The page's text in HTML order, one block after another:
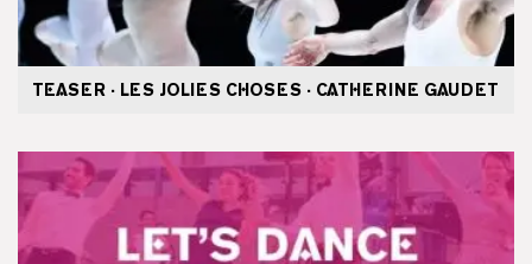
TEASER · LES JOLIES CHOSES · CATHERINE GAUDET